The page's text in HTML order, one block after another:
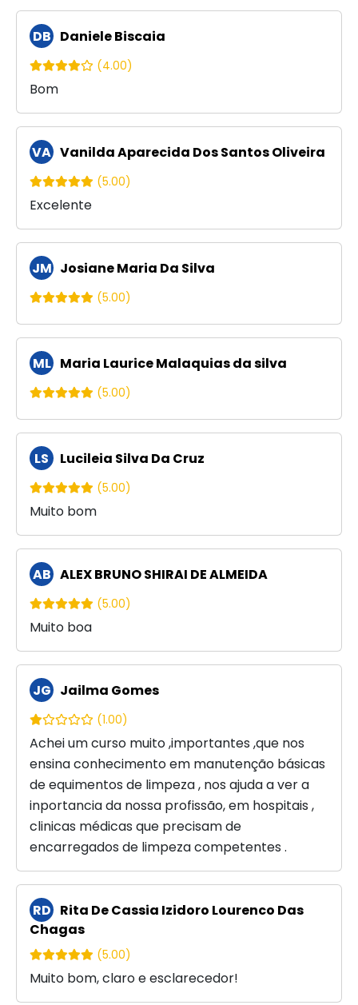
DB Daniele Biscaia
(4.00)
Bom
VA Vanilda Aparecida Dos Santos Oliveira
(5.00)
Excelente
JM Josiane Maria Da Silva
(5.00)
ML Maria Laurice Malaquias da silva
(5.00)
LS Lucileia Silva Da Cruz
(5.00)
Muito bom
AB ALEX BRUNO SHIRAI DE ALMEIDA
(5.00)
Muito boa
JG Jailma Gomes
(1.00)
Achei um curso muito ,importantes ,que nos
ensina conhecimento em manutenção básicas
de equimentos de limpeza , nos ajuda a ver a
inportancia da nossa profissão, em hospitais ,
clinicas médicas que precisam de
encarregados de limpeza competentes .
RD Rita De Cassia Izidoro Lourenco Das
Chagas
(5.00)
Muito bom, claro e esclarecedor!